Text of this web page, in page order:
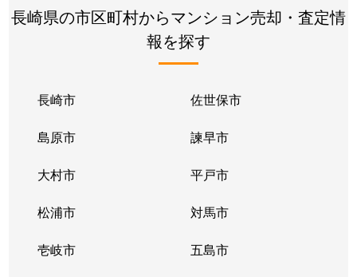
長崎県の市区町村からマンション売却・査定情
報を探す
長崎市 佐世保市
島原市 諫早市
大村市 平戸市
松浦市 対馬市
壱岐市 五島市